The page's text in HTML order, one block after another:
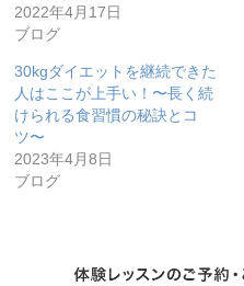
2022年4月17日
ブログ
30kgダイエットを継続できた
人はここが上手い！〜長く続
けられる食習慣の秘訣とコ
ツ〜
2023年4月8日
ブログ